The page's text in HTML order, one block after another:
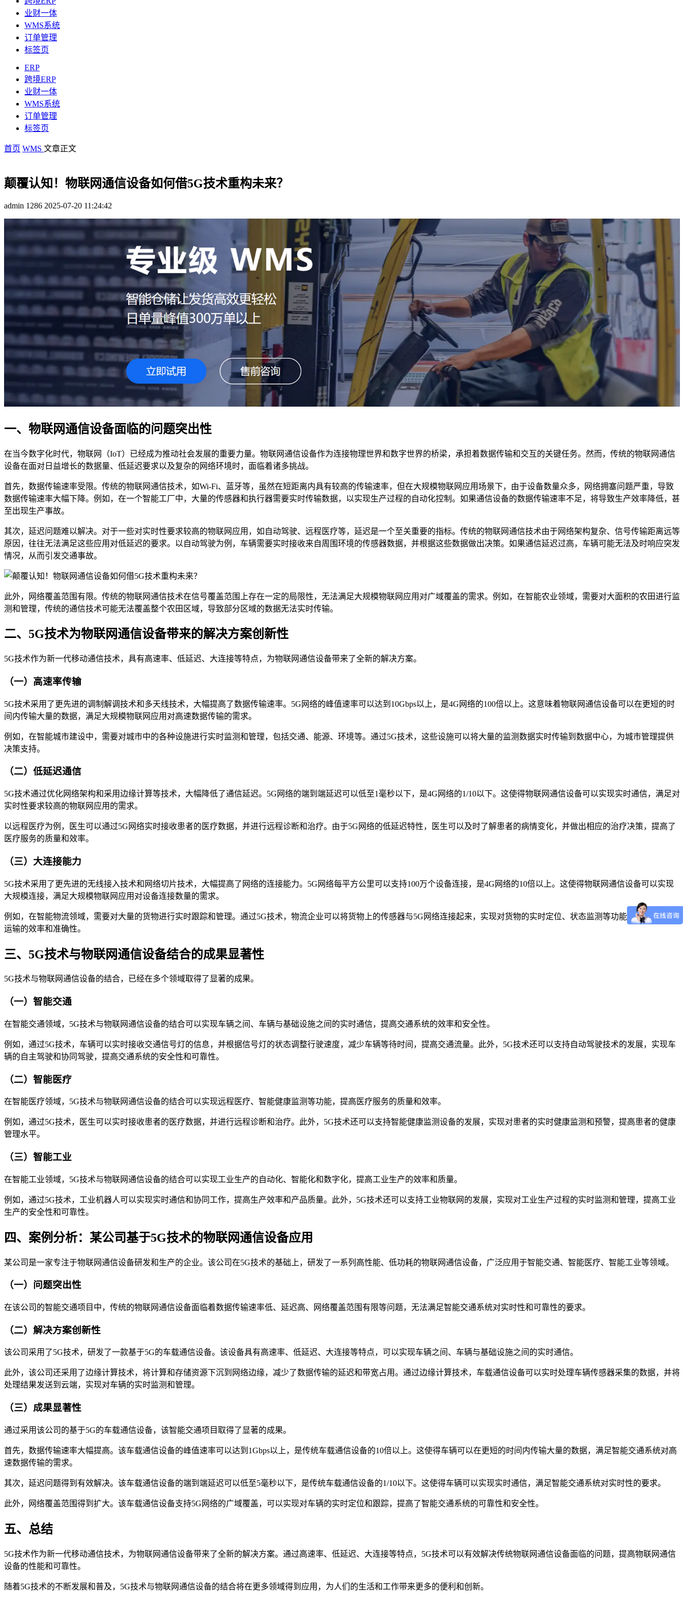
业财一体
WMS系统
订单管理
标签页
ERP
跨境ERP
业财一体
WMS系统
订单管理
标签页
首页 WMS 文章正文
颠覆认知！物联网通信设备如何借5G技术重构未来？
admin 1286 2025-07-20 11:24:42
一、物联网通信设备面临的问题突出性
在当今数字化时代，物联网（IoT）已经成为推动社会发展的重要力量。物联网通信设备作为连接物理世界和数字世界的桥梁，承担着数据传输和交互的关键任务。然而，传统的物联网通信
设备在面对日益增长的数据量、低延迟要求以及复杂的网络环境时，面临着诸多挑战。
首先，数据传输速率受限。传统的物联网通信技术，如Wi-Fi、蓝牙等，虽然在短距离内具有较高的传输速率，但在大规模物联网应用场景下，由于设备数量众多，网络拥塞问题严重，导致
数据传输速率大幅下降。例如，在一个智能工厂中，大量的传感器和执行器需要实时传输数据，以实现生产过程的自动化控制。如果通信设备的数据传输速率不足，将导致生产效率降低，甚
至出现生产事故。
其次，延迟问题难以解决。对于一些对实时性要求较高的物联网应用，如自动驾驶、远程医疗等，延迟是一个至关重要的指标。传统的物联网通信技术由于网络架构复杂、信号传输距离远等
原因，往往无法满足这些应用对低延迟的要求。以自动驾驶为例，车辆需要实时接收来自周围环境的传感器数据，并根据这些数据做出决策。如果通信延迟过高，车辆可能无法及时响应突发
情况，从而引发交通事故。
此外，网络覆盖范围有限。传统的物联网通信技术在信号覆盖范围上存在一定的局限性，无法满足大规模物联网应用对广域覆盖的需求。例如，在智能农业领域，需要对大面积的农田进行监
测和管理，传统的通信技术可能无法覆盖整个农田区域，导致部分区域的数据无法实时传输。
二、5G技术为物联网通信设备带来的解决方案创新性
5G技术作为新一代移动通信技术，具有高速率、低延迟、大连接等特点，为物联网通信设备带来了全新的解决方案。
（一）高速率传输
5G技术采用了更先进的调制解调技术和多天线技术，大幅提高了数据传输速率。5G网络的峰值速率可以达到10Gbps以上，是4G网络的100倍以上。这意味着物联网通信设备可以在更短的时
间内传输大量的数据，满足大规模物联网应用对高速数据传输的需求。
例如，在智能城市建设中，需要对城市中的各种设施进行实时监测和管理，包括交通、能源、环境等。通过5G技术，这些设施可以将大量的监测数据实时传输到数据中心，为城市管理提供
决策支持。
（二）低延迟通信
5G技术通过优化网络架构和采用边缘计算等技术，大幅降低了通信延迟。5G网络的端到端延迟可以低至1毫秒以下，是4G网络的1/10以下。这使得物联网通信设备可以实现实时通信，满足对
实时性要求较高的物联网应用的需求。
以远程医疗为例，医生可以通过5G网络实时接收患者的医疗数据，并进行远程诊断和治疗。由于5G网络的低延迟特性，医生可以及时了解患者的病情变化，并做出相应的治疗决策，提高了
医疗服务的质量和效率。
（三）大连接能力
5G技术采用了更先进的无线接入技术和网络切片技术，大幅提高了网络的连接能力。5G网络每平方公里可以支持100万个设备连接，是4G网络的10倍以上。这使得物联网通信设备可以实现
大规模连接，满足大规模物联网应用对设备连接数量的需求。
例如，在智能物流领域，需要对大量的货物进行实时跟踪和管理。通过5G技术，物流企业可以将货物上的传感器与5G网络连接起来，实现对货物的实时定位、状态监测等功能，提高了物流
运输的效率和准确性。
三、5G技术与物联网通信设备结合的成果显著性
5G技术与物联网通信设备的结合，已经在多个领域取得了显著的成果。
（一）智能交通
在智能交通领域，5G技术与物联网通信设备的结合可以实现车辆之间、车辆与基础设施之间的实时通信，提高交通系统的效率和安全性。
例如，通过5G技术，车辆可以实时接收交通信号灯的信息，并根据信号灯的状态调整行驶速度，减少车辆等待时间，提高交通流量。此外，5G技术还可以支持自动驾驶技术的发展，实现车
辆的自主驾驶和协同驾驶，提高交通系统的安全性和可靠性。
（二）智能医疗
在智能医疗领域，5G技术与物联网通信设备的结合可以实现远程医疗、智能健康监测等功能，提高医疗服务的质量和效率。
例如，通过5G技术，医生可以实时接收患者的医疗数据，并进行远程诊断和治疗。此外，5G技术还可以支持智能健康监测设备的发展，实现对患者的实时健康监测和预警，提高患者的健康
管理水平。
（三）智能工业
在智能工业领域，5G技术与物联网通信设备的结合可以实现工业生产的自动化、智能化和数字化，提高工业生产的效率和质量。
例如，通过5G技术，工业机器人可以实现实时通信和协同工作，提高生产效率和产品质量。此外，5G技术还可以支持工业物联网的发展，实现对工业生产过程的实时监测和管理，提高工业
生产的安全性和可靠性。
四、案例分析：某公司基于5G技术的物联网通信设备应用
某公司是一家专注于物联网通信设备研发和生产的企业。该公司在5G技术的基础上，研发了一系列高性能、低功耗的物联网通信设备，广泛应用于智能交通、智能医疗、智能工业等领域。
（一）问题突出性
在该公司的智能交通项目中，传统的物联网通信设备面临着数据传输速率低、延迟高、网络覆盖范围有限等问题，无法满足智能交通系统对实时性和可靠性的要求。
（二）解决方案创新性
该公司采用了5G技术，研发了一款基于5G的车载通信设备。该设备具有高速率、低延迟、大连接等特点，可以实现车辆之间、车辆与基础设施之间的实时通信。
此外，该公司还采用了边缘计算技术，将计算和存储资源下沉到网络边缘，减少了数据传输的延迟和带宽占用。通过边缘计算技术，车载通信设备可以实时处理车辆传感器采集的数据，并将
处理结果发送到云端，实现对车辆的实时监测和管理。
（三）成果显著性
通过采用该公司的基于5G的车载通信设备，该智能交通项目取得了显著的成果。
首先，数据传输速率大幅提高。该车载通信设备的峰值速率可以达到1Gbps以上，是传统车载通信设备的10倍以上。这使得车辆可以在更短的时间内传输大量的数据，满足智能交通系统对高
速数据传输的需求。
其次，延迟问题得到有效解决。该车载通信设备的端到端延迟可以低至5毫秒以下，是传统车载通信设备的1/10以下。这使得车辆可以实现实时通信，满足智能交通系统对实时性的要求。
此外，网络覆盖范围得到扩大。该车载通信设备支持5G网络的广域覆盖，可以实现对车辆的实时定位和跟踪，提高了智能交通系统的可靠性和安全性。
五、总结
5G技术作为新一代移动通信技术，为物联网通信设备带来了全新的解决方案。通过高速率、低延迟、大连接等特点，5G技术可以有效解决传统物联网通信设备面临的问题，提高物联网通信
设备的性能和可靠性。
随着5G技术的不断发展和普及，5G技术与物联网通信设备的结合将在更多领域得到应用，为人们的生活和工作带来更多的便利和创新。